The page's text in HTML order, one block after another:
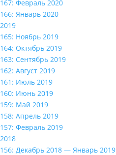
167: Февраль 2020
166: Январь 2020
2019
165: Ноябрь 2019
164: Октябрь 2019
163: Сентябрь 2019
162: Август 2019
161: Июль 2019
160: Июнь 2019
159: Май 2019
158: Апрель 2019
157: Февраль 2019
2018
156: Декабрь 2018 — Январь 2019